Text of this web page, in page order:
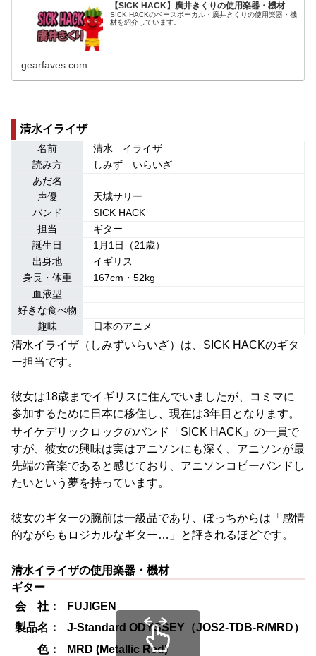
【SICK HACK】廣井きくりの使用楽器・機材
SICK HACKのベースボーカル・廣井きくりの使用楽器・機
材を紹介しています。
gearfaves.com
清水イライザ
名前
清水 イライザ
読み方
しみず いらいざ
あだ名
声優
天城サリー
バンド
SICK HACK
担当
ギター
誕生日
1月1日（21歳）
出身地
イギリス
身長・体重
167cm・52kg
血液型
好きな食べ物
趣味
日本のアニメ
清水イライザ（しみずいらいざ）は、SICK HACKのギタ
ー担当です。
彼女は18歳までイギリスに住んでいましたが、コミマに
参加するために日本に移住し、現在は3年目となります。
サイケデリックロックのバンド「SICK HACK」の一員で
すが、彼女の興味は実はアニソンにも深く、アニソンが最
先端の音楽であると感じており、アニソンコピーバンドし
たいという夢を持っています。
彼女のギターの腕前は一級品であり、ぼっちからは「感情
的ながらもロジカルなギター…」と評されるほどです。
清水イライザの使用楽器・機材
ギター
会 社：
FUJIGEN
製品名：
J-Standard ODYSSEY（JOS2-TDB-R/MRD）
色：
MRD (Metallic Red)